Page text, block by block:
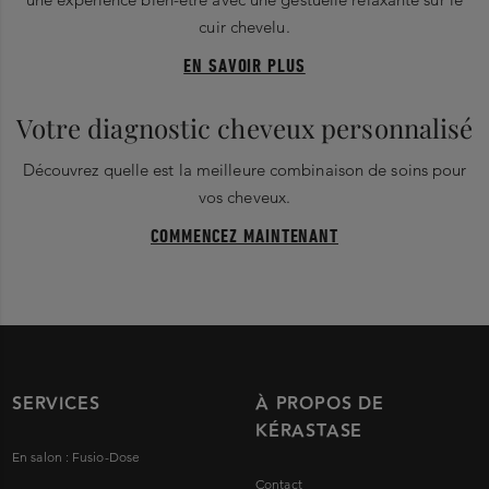
cuir chevelu.
EN SAVOIR PLUS
Votre diagnostic cheveux personnalisé
Découvrez quelle est la meilleure combinaison de soins pour
vos cheveux.
COMMENCEZ MAINTENANT
SERVICES
En salon : Fusio-Dose
À PROPOS DE
KÉRASTASE
Contact